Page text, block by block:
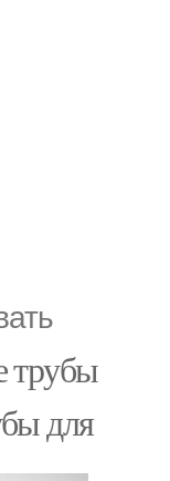
трубы
для